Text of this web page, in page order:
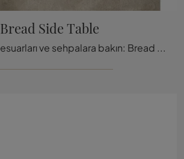
Bread Side Table
Tacchini'nin aksesuarları ve sehpalara bakın: Bread Side Table modeli ile tasarım alanlarınızı nasıl zenginleştirece